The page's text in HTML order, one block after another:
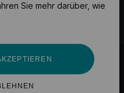
GmbH
Sie mehr darüber, wie